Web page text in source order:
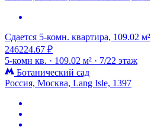
Сдается 5-комн. квартира, 109.02 м²
246224.67 ₽
5-комн кв. · 109.02 м² · 7/22 этаж
Ботанический сад
Россия, Москва, Lang Isle, 1397